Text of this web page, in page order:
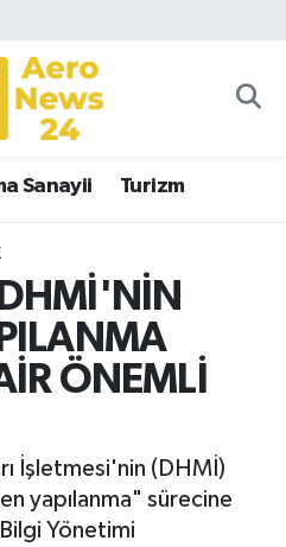
Sanayii Turizm
ÖNEMLİ
İşletmesi'nin (DHMİ)
yapılanma" sürecine
Bilgi Yönetimi